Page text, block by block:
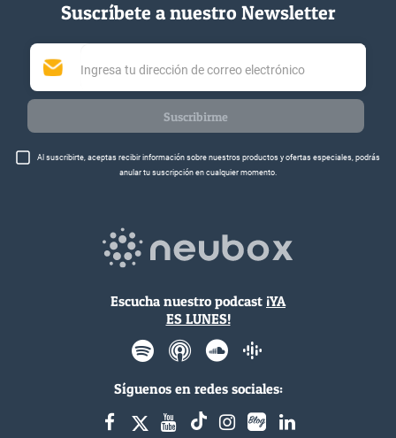
Suscríbete a nuestro Newsletter
Suscribirme
Al suscribirte, aceptas recibir información sobre nuestros productos y ofertas especiales, podrás
anular tu suscripción en cualquier momento.
Escucha nuestro podcast ¡YA
ES LUNES!
Síguenos en redes sociales: